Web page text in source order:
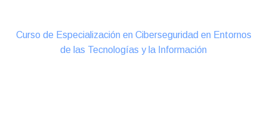
Curso de Especialización en Ciberseguridad en Entornos
de las Tecnologías y la Información